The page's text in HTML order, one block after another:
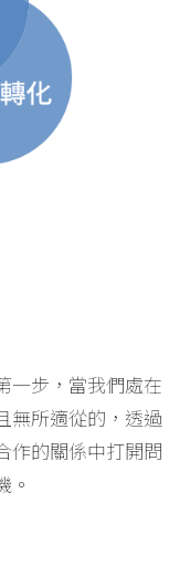
一步，當我們處在
無所適從的，透過
作的關係中打開問
。